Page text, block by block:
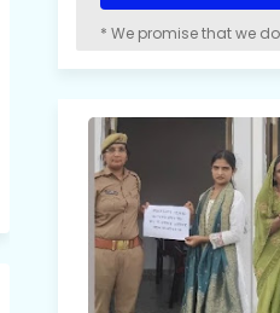
* We promise that we